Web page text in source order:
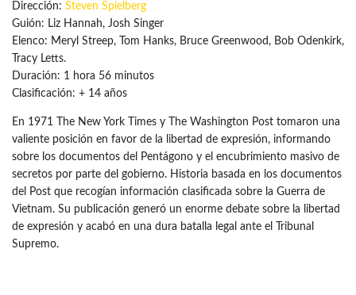
Dirección: Steven Spielberg
Guión: Liz Hannah, Josh Singer
Elenco: Meryl Streep, Tom Hanks, Bruce Greenwood, Bob Odenkirk,
Tracy Letts.
Duración: 1 hora 56 minutos
Clasificación: + 14 años
En 1971 The New York Times y The Washington Post tomaron una
valiente posición en favor de la libertad de expresión, informando
sobre los documentos del Pentágono y el encubrimiento masivo de
secretos por parte del gobierno. Historia basada en los documentos
del Post que recogían información clasificada sobre la Guerra de
Vietnam. Su publicación generó un enorme debate sobre la libertad
de expresión y acabó en una dura batalla legal ante el Tribunal
Supremo.